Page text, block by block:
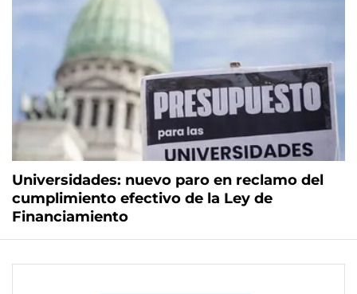
Universidades: nuevo paro en reclamo del
cumplimiento efectivo de la Ley de
Financiamiento